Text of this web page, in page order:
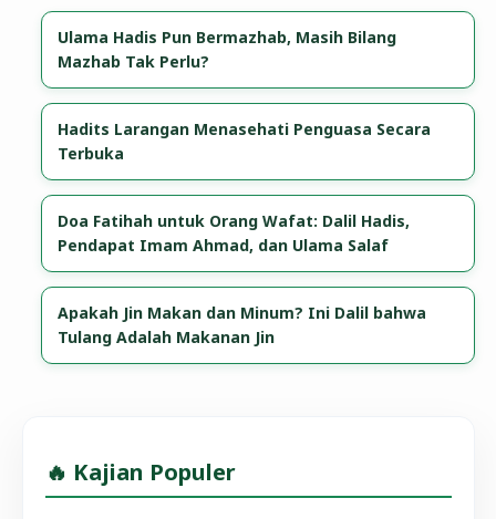
Ulama Hadis Pun Bermazhab, Masih Bilang
Mazhab Tak Perlu?
Hadits Larangan Menasehati Penguasa Secara
Terbuka
Doa Fatihah untuk Orang Wafat: Dalil Hadis,
Pendapat Imam Ahmad, dan Ulama Salaf
Apakah Jin Makan dan Minum? Ini Dalil bahwa
Tulang Adalah Makanan Jin
🔥 Kajian Populer